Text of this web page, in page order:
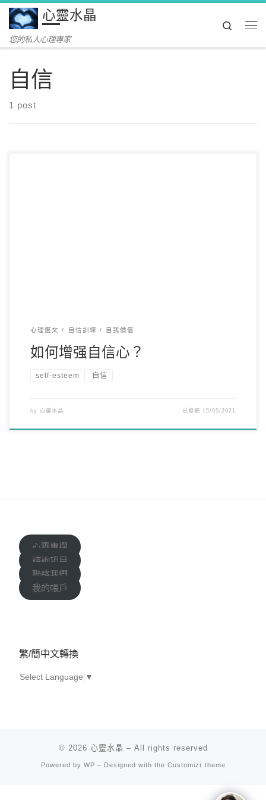
Skip to content
心靈水晶
您的私人心理專家
Search
自信
1 post
心理選文 自信訓練 自我價值
如何增强自信心？
self-esteem 自信
by 心靈水晶 已發表 15/05/2021
心靈專欄
諮詢項目
聯絡我們
我的帳戶
繁/簡中文轉換
Select Language ▼
© 2026 心靈水晶 – All rights reserved
Powered by WP – Designed with the Customizr theme